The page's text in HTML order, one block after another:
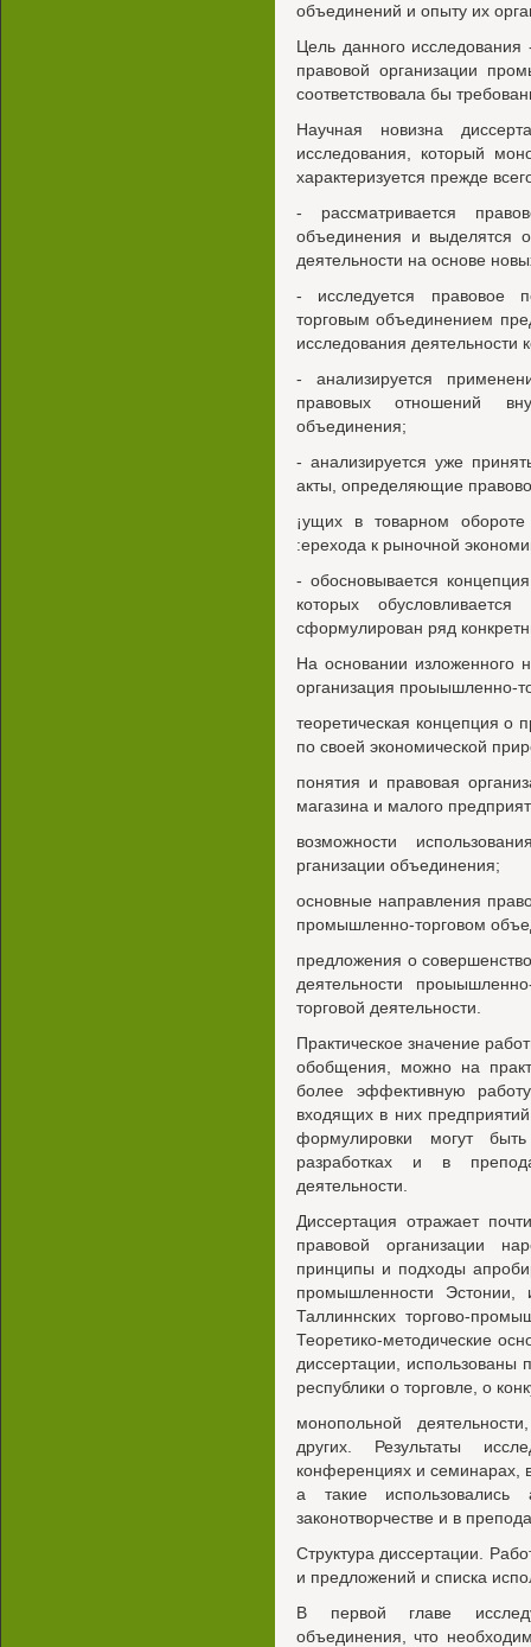
объединений и опыту их
Цель данного
правовой организации
соответствовала бы
Научная новизна
исследования, который
характеризуется прежде
- рассматривается
объединения и выделятся
деятельности на основе
- исследуется правовое
торговым объединением
исследования деятельности
- анализируется
правовых отношений
объединения;
- анализируется уже
акты, определяющие
¡ущих в товарном
:ерехода к рыночной
- обосновывается
которых
сформулирован ряд
На основании изложенного
организация проыышленно-
теоретическая концепция о
по своей экономической
понятия и правовая
магазина и малого
возможности
рганизации объединения;
основные направления
промышленно-торговом
предложения о
деятельности
торговой деятельности.
Практическое значение
обобщения, можно на
более эффективную
входящих в них
формулировки могут
разработках и в
деятельности.
Диссертация отражает
правовой организации
принципы и подходы
промышленности
Таллиннских торгово-
Теоретико-методические
диссертации, использованы
республики о торговле, о
монопольной
других. Результаты
конференциях и семинарах,
а такие
законотворчестве и в
Структура диссертации.
и предложений и списка
В первой главе
объединения, что